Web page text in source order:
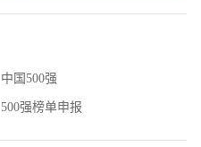
中国500强
500强榜单申报